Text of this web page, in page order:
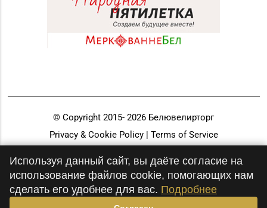
© Copyright 2015- 2026 Белювелирторг
Privacy & Cookie Policy | Terms of Service
Используя данный сайт, вы даёте согласие на
использование файлов cookie, помогающих нам
сделать его удобнее для вас. Подробнее